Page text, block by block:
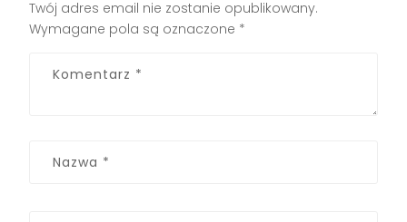
Twój adres email nie zostanie opublikowany.
Wymagane pola są oznaczone *